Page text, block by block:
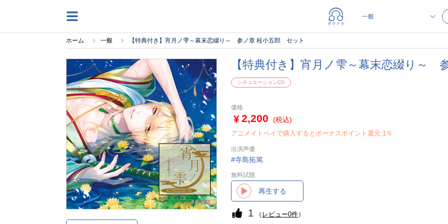
ホーム 一般 【特典付き】宵月ノ雫～幕末恋綴り～ 参ノ章 桂小五郎 セット
【特典付き】宵月ノ雫～幕末恋綴り～
シチュエーションCD
価格
2,200 (税込)
アニメイトペイで購入するとボーナスポイント還元:1％
出演声優
寺島拓篤
無料試聴
再生する
1 （ レビュー0件）